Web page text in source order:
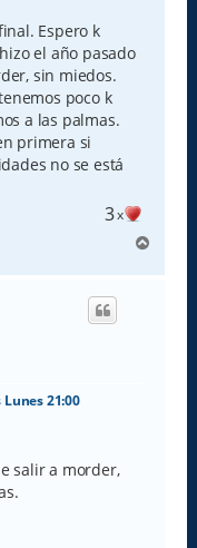
Espero k
el año pasado
sin miedos.
poco k
a las palmas.
primera si
no se está
3x
r
Lunes 21:00
salir a morder,